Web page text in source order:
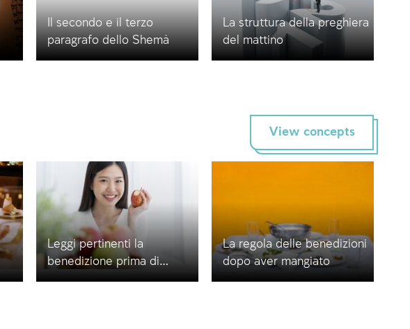
Il secondo e il terzo
paragrafo dello Shemà
La struttura della preghiera
del mattino
View concepts
Leggi pertinenti la
benedizione prima di
mangiare
La regola delle benedizioni
dopo aver mangiato